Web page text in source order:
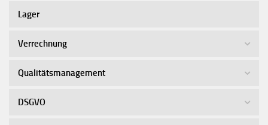
Lager
Verrechnung
Qualitätsmanagement
DSGVO